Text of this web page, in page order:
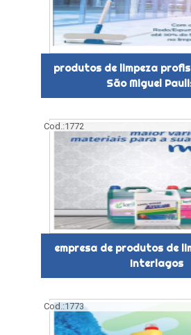
produtos de limpeza
São Miguel
Cod.:1772
empresa de produtos de
Interlagos
Cod.:1773